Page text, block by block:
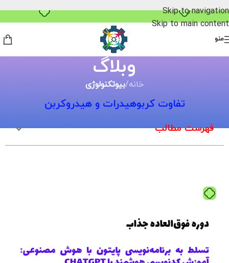
Skip to navigation
Skip to main content
منو
وبلاگ
خانه/بیوتکنولوژی
تفاوت کربوهیدرات و هیدروکربن
فهرست مطالب